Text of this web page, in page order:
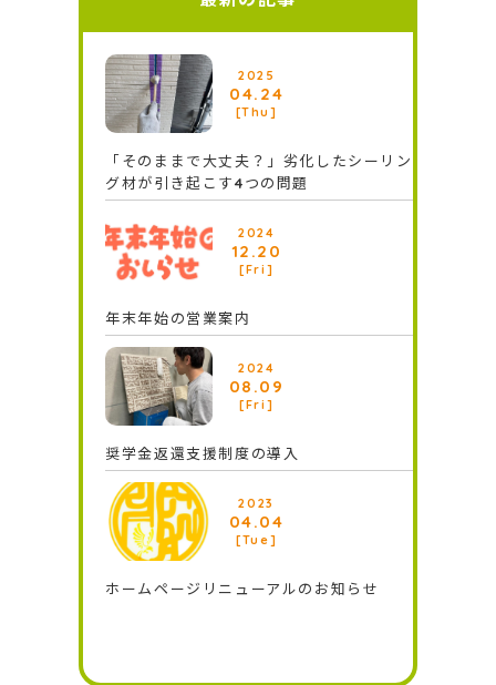
2025
04.24
[Thu]
「そのままで大丈夫？」劣化したシーリン
グ材が引き起こす4つの問題
2024
12.20
[Fri]
年末年始の営業案内
2024
08.09
[Fri]
奨学⾦返還⽀援制度の導⼊
2023
04.04
[Tue]
ホームページリニューアルのお知らせ